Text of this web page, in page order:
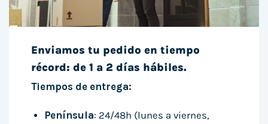
Enviamos tu pedido en tiempo
récord: de 1 a 2 días hábiles.
Tiempos de entrega:
Península: 24/48h (lunes a viernes,